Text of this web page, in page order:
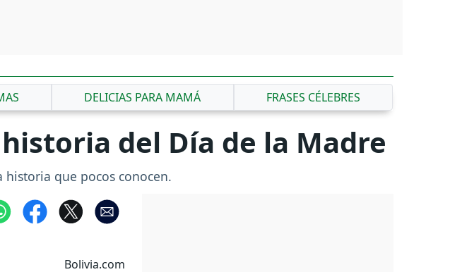
DELICIAS PARA MAMÁ FRASES CÉLEBRES
del Día de la Madre
historia que pocos conocen.
Bolivia.com